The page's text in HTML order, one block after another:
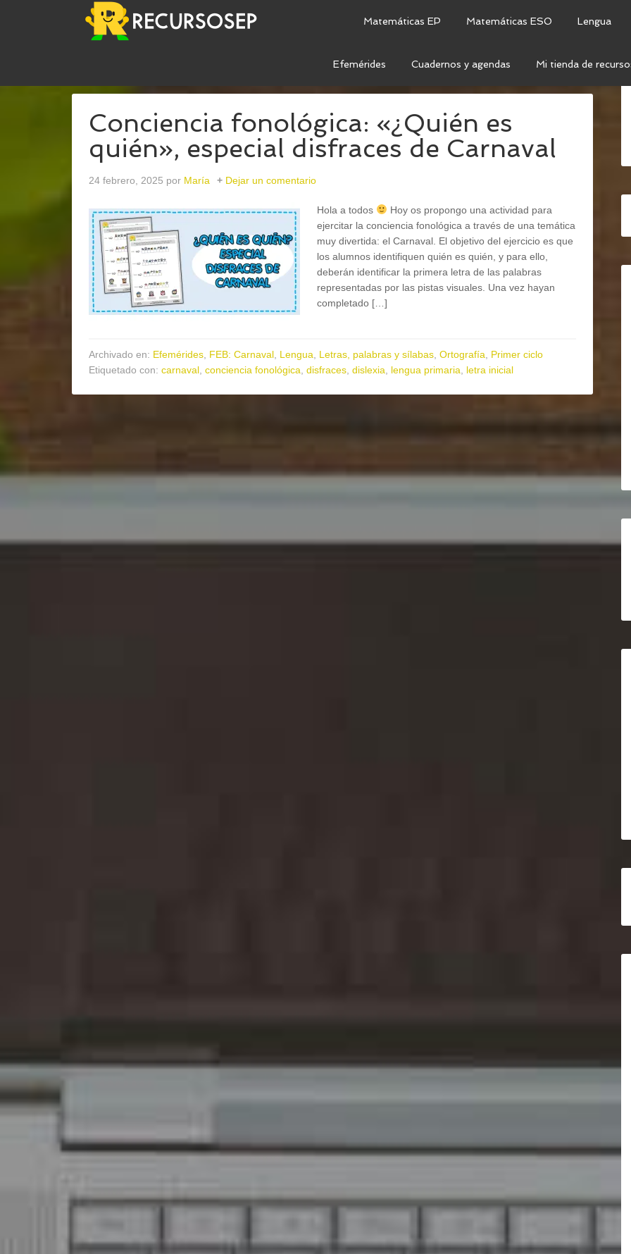
Matemáticas EP Matemáticas ESO Lengua
Efemérides Cuadernos y agendas Mi tienda de
Conciencia fonológica: «¿Quién es
quién», especial disfraces de Carnaval
24 febrero, 2025 por María Dejar un comentario
Hola a todos
Hoy os propongo una actividad para
ejercitar la conciencia fonológica a través de una temática
muy divertida: el Carnaval. El objetivo del ejercicio es que
los alumnos identifiquen quién es quién, y para ello,
deberán identificar la primera letra de las palabras
representadas por las pistas visuales. Una vez hayan
completado […]
Archivado en: Efemérides FEB: Carnaval Lengua Letras, palabras y sílabas Ortografía
Primer ciclo
Etiquetado con: carnaval conciencia fonológica disfraces dislexia lengua primaria letra inicial